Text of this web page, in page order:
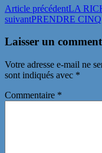
Navigation
des
articles
Article précédentLA
suivantPRENDRE
Laisser un
Votre adresse e-mail ne
sont indiqués avec *
Commentaire *